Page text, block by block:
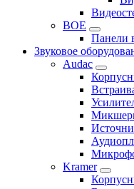
BOE
Панели
Звуковое
Audac
Kramer